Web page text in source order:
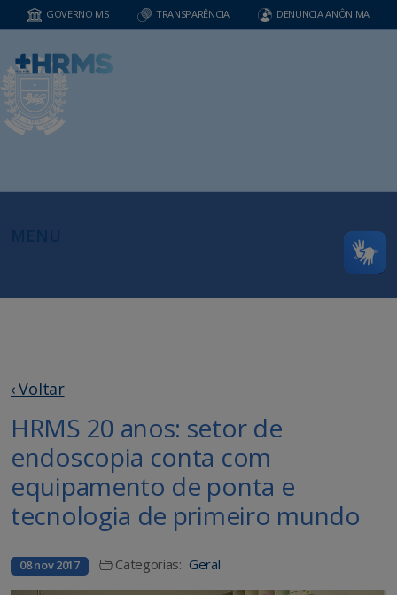
GOVERNO MS TRANSPARÊNCIA DENUNCIA ANÔNIMA
‹ Voltar
HRMS 20 anos: setor de
endoscopia conta com
equipamento de ponta e
tecnologia de primeiro mundo
08 nov 2017 Categorias: Geral